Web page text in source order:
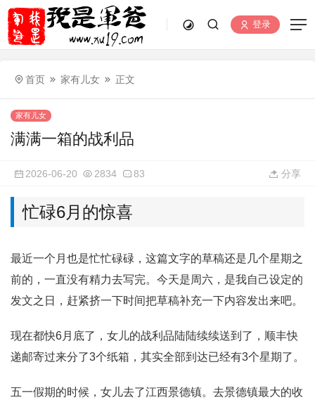
登录
首页 家有儿女 正文
家有儿女
满满一箱的战利品
2026-06-20 2834 83 分享
忙碌6月的惊喜
最近一个月也是忙忙碌碌，这篇文字的草稿还是几个星期之
前的，一直没有精力去写完。今天是周六，是我自己设定的
发文之日，赶紧挤一下时间把草稿补充一下内容发出来吧。
现在都快6月底了，女儿的战利品陆陆续续送到了，顺丰快
递邮寄过来分了3个纸箱，其实全部到达已经有3个星期了。
五一假期的时候，女儿去了江西景德镇。去景德镇最大的收